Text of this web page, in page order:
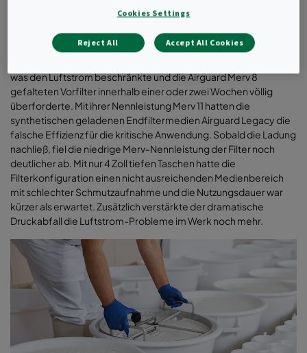
Drei Lüftungsanlagen versorgten wichtige
Verarbeitungsbereiche mit 170.000 CFM Luft in einem der
größten Fertigungsbetriebe für Tiefkühlkost. Die hohe
was den Luftstrom beschränkte und die Airguard Merv 8
gefalteten Vorfilter innerhalb einer oder zwei Wochen völlig
überforderte. Mit ihrer Nennleistung Merv 11 hatten die
synthetischen geladenen Endfiltermedien Airguard Legacy die
falsche Effizienz für die kritische Anwendung. Sobald die Ladung
nachließ, fiel die niedrige Merv-Nennleistung der Filter noch
deutlicher ab. Mit nur 4 Zoll tiefen Taschen hatte die
Filterkonfiguration einen nicht ausreichenden Medienbereich
mit schlechter Schmutzaufnahme und die Nutzungsdauer war
kürzer als erwartet. Zusätzlich verstärkte der dramatische
Druckabfall die Luftstrom-Probleme im Werk noch mehr.
Cookies Settings
Reject All Accept All Cookies